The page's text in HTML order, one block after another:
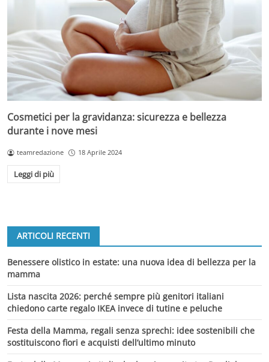
Cosmetici per la gravidanza: sicurezza e bellezza
durante i nove mesi
teamredazione 18 Aprile 2024
Leggi di più
ARTICOLI RECENTI
Benessere olistico in estate: una nuova idea di bellezza per la
mamma
Lista nascita 2026: perché sempre più genitori italiani
chiedono carte regalo IKEA invece di tutine e peluche
Festa della Mamma, regali senza sprechi: idee sostenibili che
sostituiscono fiori e acquisti dell’ultimo minuto